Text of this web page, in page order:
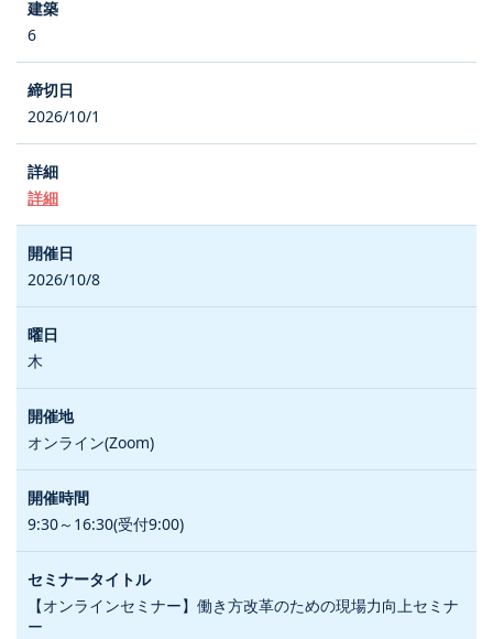
6
2026/10/1
詳細
2026/10/8
木
オンライン(Zoom)
9:30～16:30(受付9:00)
【オンラインセミナー】働き方改革のための現場力向上セミナ
ー